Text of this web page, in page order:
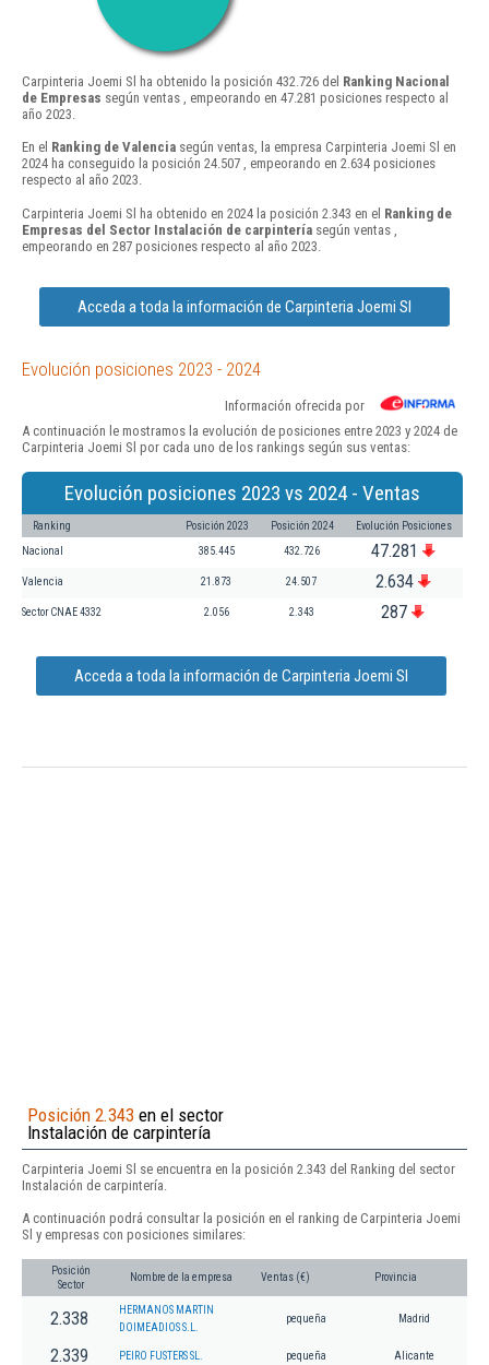
Carpinteria Joemi Sl ha obtenido la posición 432.726 del Ranking Nacional
de Empresas según ventas , empeorando en 47.281 posiciones respecto al
año 2023.
En el Ranking de Valencia según ventas, la empresa Carpinteria Joemi Sl en
2024 ha conseguido la posición 24.507 , empeorando en 2.634 posiciones
respecto al año 2023.
Carpinteria Joemi Sl ha obtenido en 2024 la posición 2.343 en el Ranking de
Empresas del Sector Instalación de carpintería según ventas ,
empeorando en 287 posiciones respecto al año 2023.
Acceda a toda la información de Carpinteria Joemi Sl
Evolución posiciones 2023 - 2024
Información ofrecida por
A continuación le mostramos la evolución de posiciones entre 2023 y 2024 de
Carpinteria Joemi Sl por cada uno de los rankings según sus ventas:
Evolución posiciones 2023 vs 2024 - Ventas
Ranking Posición 2023 Posición 2024 Evolución Posiciones
Nacional 385.445 432.726 47.281
Valencia 21.873 24.507 2.634
Sector CNAE 4332 2.056 2.343 287
Acceda a toda la información de Carpinteria Joemi Sl
Posición 2.343 en el sector
Instalación de carpintería
Carpinteria Joemi Sl se encuentra en la posición 2.343 del Ranking del sector
Instalación de carpintería.
A continuación podrá consultar la posición en el ranking de Carpinteria Joemi
Sl y empresas con posiciones similares:
Posición
Sector
Nombre de la empresa Ventas (€) Provincia
2.338
HERMANOS MARTIN
DOIMEADIOS S.L.
pequeña Madrid
2.339 PEIRO FUSTERS SL. pequeña Alicante